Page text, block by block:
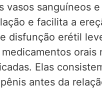
vasos sanguíneos
e facilita a
disfunção erétil
Elas
antes da